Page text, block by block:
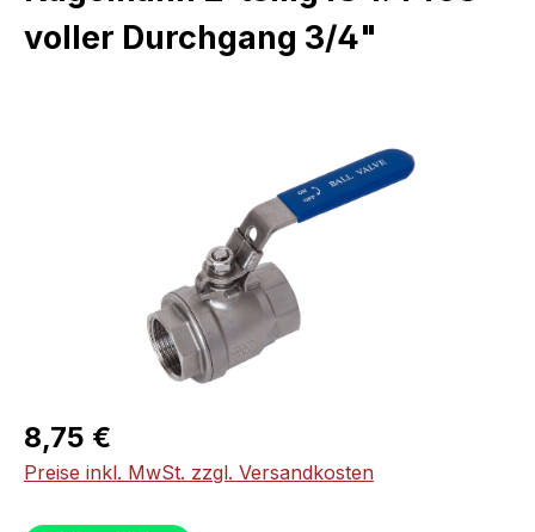
voller Durchgang 3/4"
Regulärer Preis:
8,75 €
Preise inkl. MwSt. zzgl. Versandkosten